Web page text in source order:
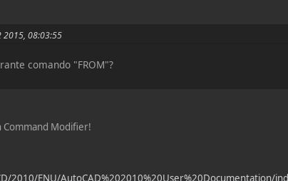
2015, 08:03:55
comando "FROM"?
Command Modifier!
2010/ENU/AutoCAD%202010%20User%20Documentation/